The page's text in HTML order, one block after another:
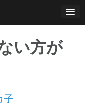
い方が
子